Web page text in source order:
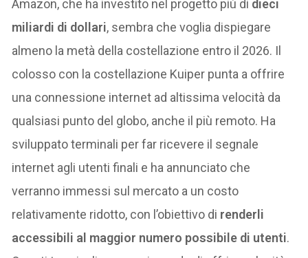
Amazon, che ha investito nel progetto più di dieci
miliardi di dollari, sembra che voglia dispiegare
almeno la metà della costellazione entro il 2026. Il
colosso con la costellazione Kuiper punta a offrire
una connessione internet ad altissima velocità da
qualsiasi punto del globo, anche il più remoto. Ha
sviluppato terminali per far ricevere il segnale
internet agli utenti finali e ha annunciato che
verranno immessi sul mercato a un costo
relativamente ridotto, con l’obiettivo di renderli
accessibili al maggior numero possibile di utenti.